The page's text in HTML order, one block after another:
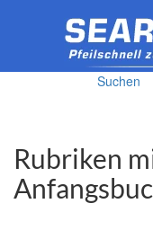
Suchen
Rubriken